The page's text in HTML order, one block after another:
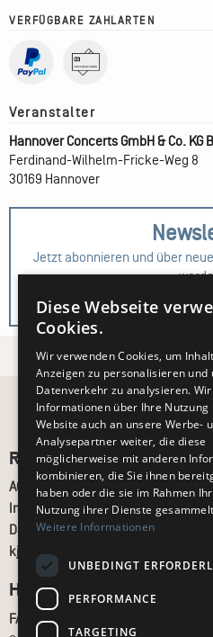
VERFÜGBARE ZAHLARTEN
Hannover Concerts GmbH & Co.
Ferdinand-Wilhelm-Fricke-Weg 8
30169 Hannover
Jetzt abonnieren und über
Zur
Recht und Ordnung
AGB
Impressum
Datenschutz
kj.de
Hilfe & Support
FAQ
Diese Webseite
Cookies.
Wir verwenden Cookies, um
Anzeigen zu personalisieren und
Datenverkehr zu analysieren.
Informationen über Ihre Nutzung
Website auch an unsere Werbe-
Analysepartner weiter, die diese
möglicherweise mit anderen
kombinieren, die Sie ihnen
haben oder die sie im Rahmen
Nutzung ihrer Dienste
Weitere Informationen
UNBEDINGT
PERFORMANCE
TARGETING